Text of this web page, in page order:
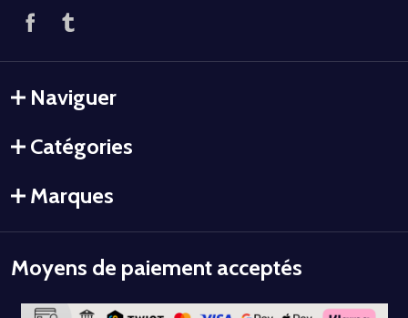
Naviguer
Catégories
Marques
Moyens de paiement acceptés